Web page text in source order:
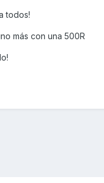
todos!
más con una 500R